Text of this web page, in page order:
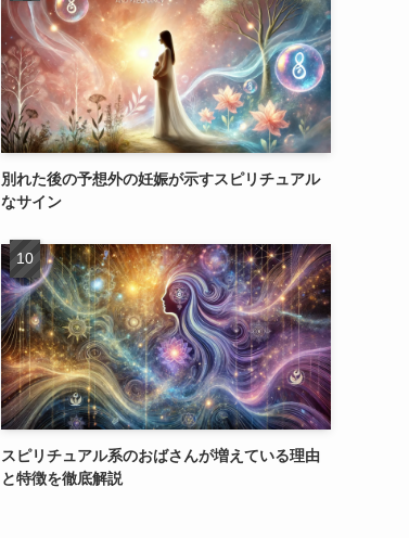
別れた後の予想外の妊娠が示すスピリチュアル
なサイン
スピリチュアル系のおばさんが増えている理由
と特徴を徹底解説